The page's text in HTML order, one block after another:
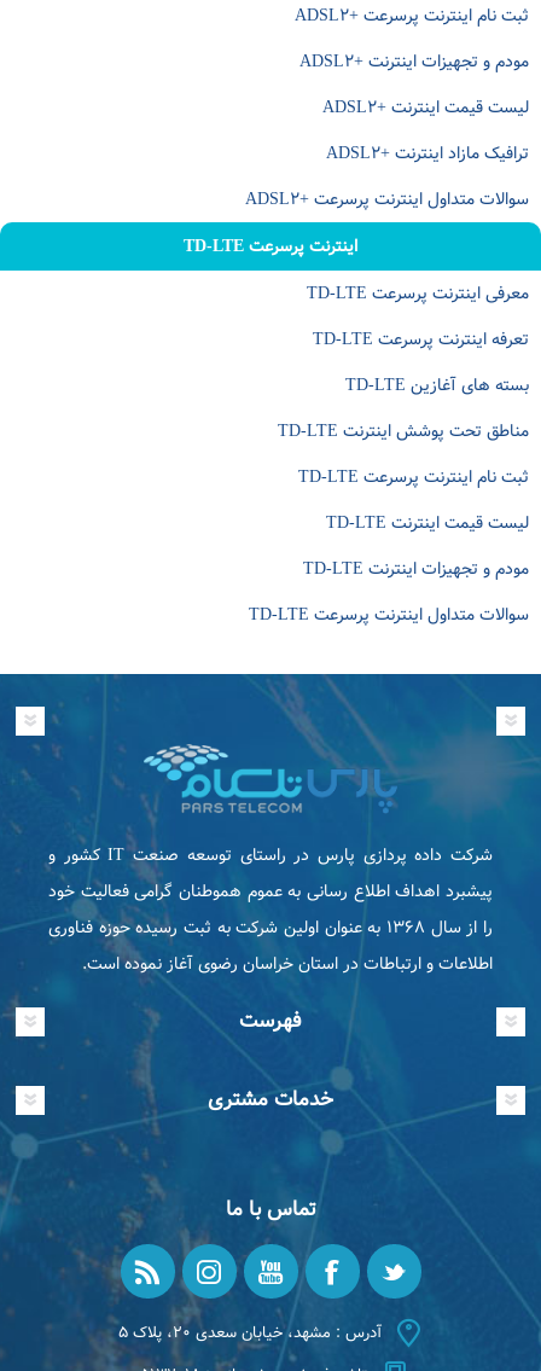
ثبت نام اینترنت پرسرعت +ADSL۲
مودم و تجهیزات اینترنت +ADSL۲
لیست قیمت اینترنت +ADSL۲
ترافیک مازاد اینترنت +ADSL۲
سوالات متداول اینترنت پرسرعت +ADSL۲
اینترنت پرسرعت TD-LTE
معرفی اینترنت پرسرعت TD-LTE
تعرفه اینترنت پرسرعت TD-LTE
بسته های آغازین TD-LTE
مناطق تحت پوشش اینترنت TD-LTE
ثبت نام اینترنت پرسرعت TD-LTE
لیست قیمت اینترنت TD-LTE
مودم و تجهیزات اینترنت TD-LTE
سوالات متداول اینترنت پرسرعت TD-LTE
شرکت داده پردازی پارس در راستای توسعه صنعت IT كشور و
پیشبرد اهداف اطلاع رسانی به عموم هموطنان گرامی فعاليت خود
را از سال ۱۳۶۸ به عنوان اولین شرکت به ثبت رسیده حوزه فناوری
اطلاعات و ارتباطات در استان خراسان رضوی آغاز نموده است.
فهرست
خدمات مشتری
تماس با ما
آدرس : مشهد، خیابان سعدی ۲۰، پلاک ۵